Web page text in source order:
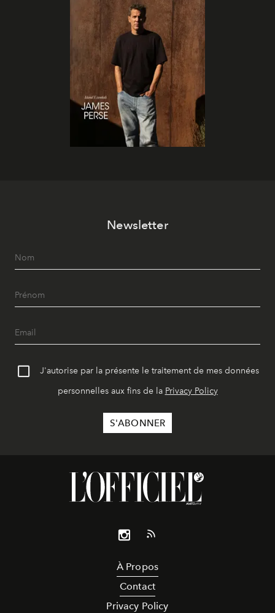
Newsletter
J'autorise par la présente le traitement de mes données
personnelles aux fins de la Privacy Policy
À Propos
Contact
Privacy Policy